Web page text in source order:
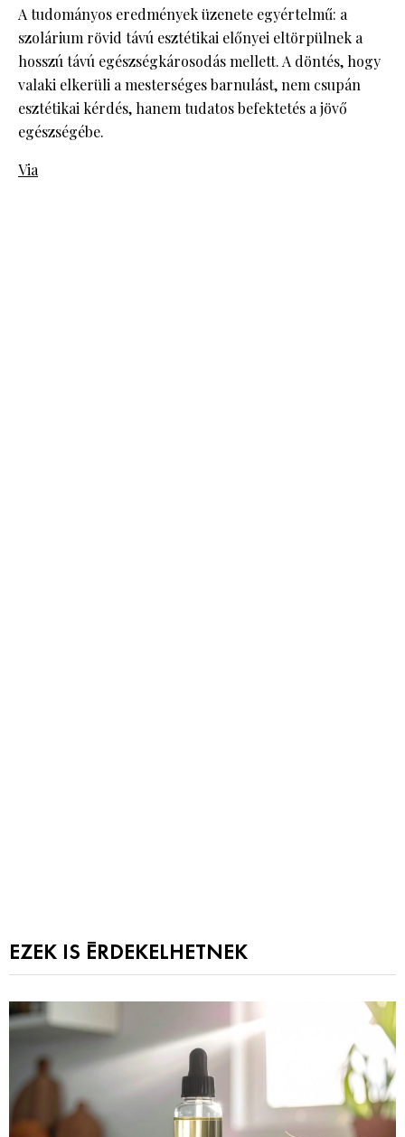
A tudományos eredmények üzenete egyértelmű: a
szolárium rövid távú esztétikai előnyei eltörpülnek a
hosszú távú egészségkárosodás mellett. A döntés, hogy
valaki elkerüli a mesterséges barnulást, nem csupán
esztétikai kérdés, hanem tudatos befektetés a jövő
egészségébe.
Via
EZEK IS ÉRDEKELHETNEK